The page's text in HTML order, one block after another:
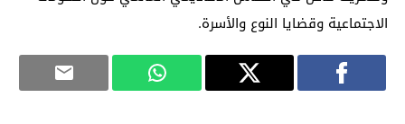
الاجتماعية وقضايا النوع والأسرة.